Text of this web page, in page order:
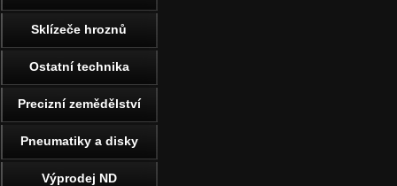
Sklízeče hroznů
Ostatní technika
Precizní zemědělství
Pneumatiky a disky
Výprodej ND